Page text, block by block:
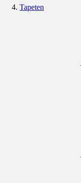
Tapeten